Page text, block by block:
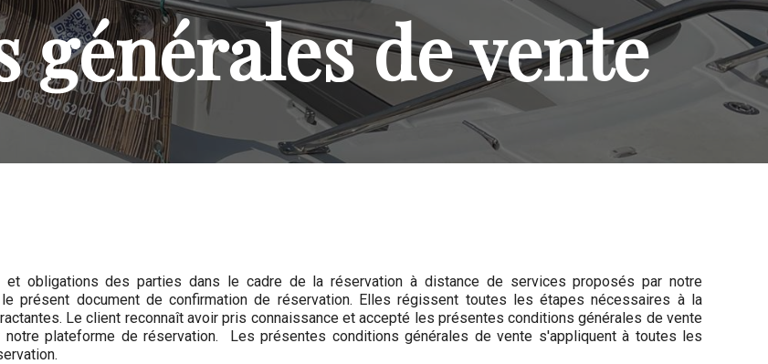
de vente
obligations des parties dans le cadre de la réservation à distance de services proposés par notre
présent document de confirmation de réservation. Elles régissent toutes les étapes nécessaires à la
Le client reconnaît avoir pris connaissance et accepté les présentes conditions générales de vente
plateforme de réservation. Les présentes conditions générales de vente s'appliquent à toutes les